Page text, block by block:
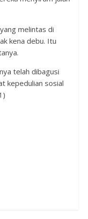
melintas di
kena debu. Itu
telah dibagusi
kepedulian sosial